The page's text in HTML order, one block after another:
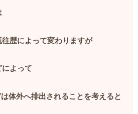
歴によって変わりますが
よって
体外へ排出されることを考えると